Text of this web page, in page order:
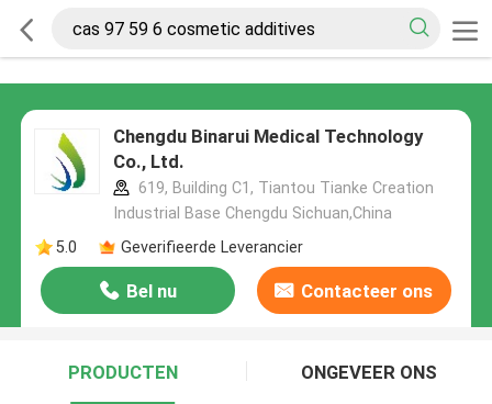
Chengdu Binarui Medical Technology
Co., Ltd.
619, Building C1, Tiantou Tianke Creation
Industrial Base Chengdu Sichuan,China
5.0
Geverifieerde Leverancier
Bel nu Contacteer ons
PRODUCTEN ONGEVEER ONS